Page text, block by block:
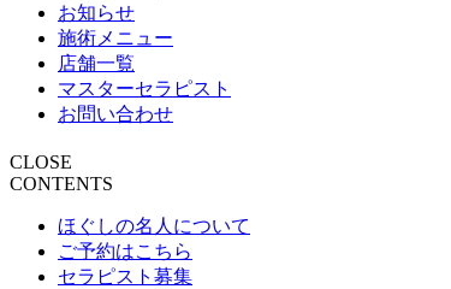
お知らせ
施術メニュー
店舗一覧
マスターセラピスト
お問い合わせ
CLOSE
CONTENTS
ほぐしの名人について
ご予約はこちら
セラピスト募集